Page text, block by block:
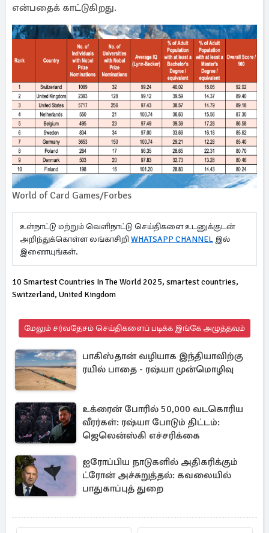
என்பதைக் காட்டுகிறது.
World of Card Games/Forbes
உள்நாட்டு மற்றும் வெளிநாட்டு செய்திகளை உடனுக்குடன்
அறிந்துக்கொள்ள லங்காசிறி WHATSAPP CHANNEL இல்
இணையுங்கள்.
10 Smartest Countries In The World 2025, smartest countries,
Switzerland, United Kingdom
மேலும் சர்வதேசம் செய்திகளைப் படிக்க இங்கே அழுத்தவும்
பாகிஸ்தான் வழியாக இந்தியாவிற்கு
ரயில் பாதை - ரஷ்யா முன்மொழிவு
உக்ரைன் போரில் 50,000 வடகொரிய
வீரர்கள்: ரஷ்யா போடும் திட்டம்:
ஜெலென்ஸ்கி எச்சரிக்கை
ஐரோப்பிய நாடுகளில் அதிகரிக்கும்
ட்ரோன் அச்சுறுத்தல்: கவலையில்
பாதுகாப்புத் துறை